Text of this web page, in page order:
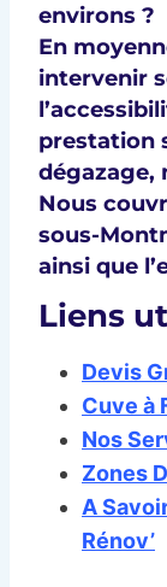
environs ?
En
intervenir
prestation
dégazage,
Nous
sous-
ainsi que
Liens
Devis
Cuve à
Nos
Zones
A
Rénov’